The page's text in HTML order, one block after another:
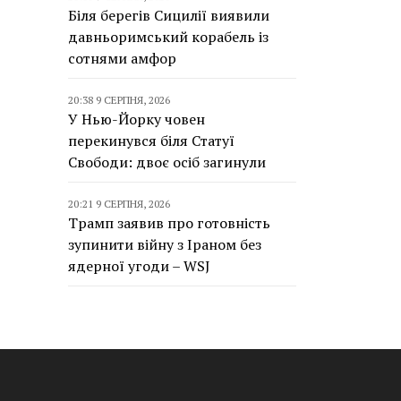
Біля берегів Сицилії виявили
давньоримський корабель із
сотнями амфор
20:38 9 СЕРПНЯ, 2026
У Нью-Йорку човен
перекинувся біля Статуї
Свободи: двоє осіб загинули
20:21 9 СЕРПНЯ, 2026
Трамп заявив про готовність
зупинити війну з Іраном без
ядерної угоди – WSJ